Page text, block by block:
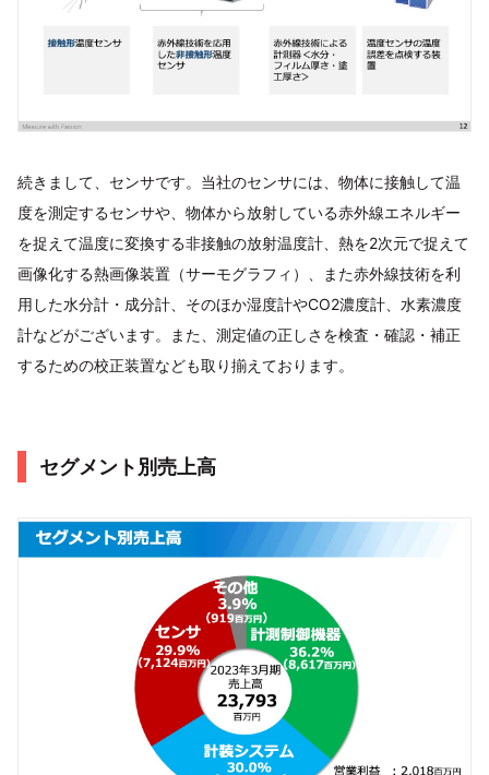
続きまして、センサです。​当社のセンサには、物体に接触して温
度を測定するセンサや、​物体から放射している赤外線エネルギー
を捉えて温度に変換する非接触の放射温度計、​熱を2次元で捉えて
画像化する熱画像装置（サーモグラフィ）、​また赤外線技術を利
用した水分計・成分計、​そのほか湿度計やCO2濃度計、水素濃度
計などがございます。​また、測定値の正しさを検査・確認・補正
するための校正装置なども取り揃えております。​ ​
セグメント別売上高